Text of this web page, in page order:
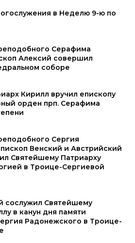
в Неделю 9-ю по
Серафима
Алексий совершил
соборе
Кирилл вручил епископу
орден прп. Серафима
Сергия
Венский и Австрийский
Святейшему Патриарху
в Троице-Сергиевой
сослужил Святейшему
в канун дня памяти
Радонежского в Троице-